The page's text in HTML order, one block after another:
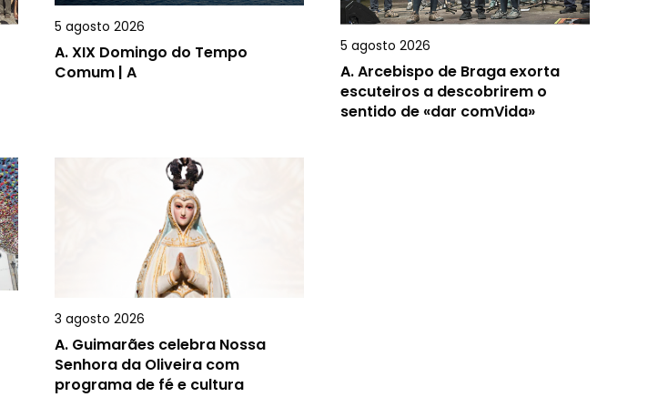
5 agosto 2026
A.XIX Domingo do Tempo
Comum | A
5 agosto 2026
A.Arcebispo de Braga exorta
escuteiros a descobrirem o
sentido de «dar comVida»
3 agosto 2026
A. Guimarães celebra Nossa
Senhora da Oliveira com
programa de fé e cultura